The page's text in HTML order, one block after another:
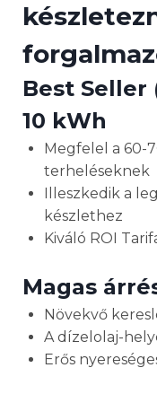
Best Seller
10 kWh
Megfelel a 60-
terheléseknek
Illeszkedik a
készlethez
Kiváló ROI
Magas
Növekvő
A dízelolaj-
Erős